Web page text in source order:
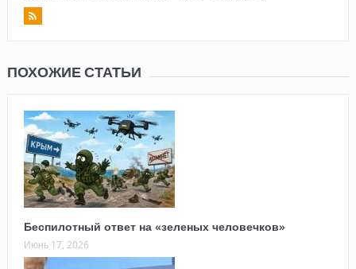
ПОХОЖИЕ СТАТЬИ
Беспилотный ответ на «зеленых человечков»
Июнь 17, 2026